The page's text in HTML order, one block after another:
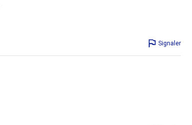
Signaler